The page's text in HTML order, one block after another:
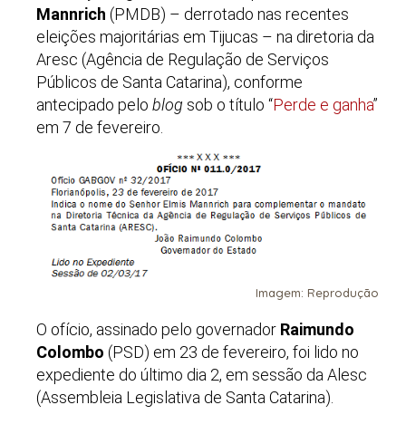
Mannrich (PMDB) – derrotado nas recentes
eleições majoritárias em Tijucas – na diretoria da
Aresc (Agência de Regulação de Serviços
Públicos de Santa Catarina), conforme
antecipado pelo blog sob o título “Perde e ganha”
em 7 de fevereiro.
Imagem: Reprodução
O ofício, assinado pelo governador Raimundo
Colombo (PSD) em 23 de fevereiro, foi lido no
expediente do último dia 2, em sessão da Alesc
(Assembleia Legislativa de Santa Catarina).